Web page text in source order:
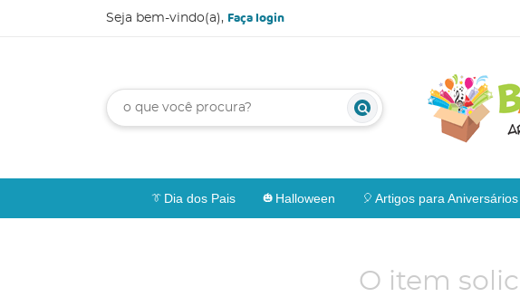
Seja bem-vindo(a), Faça login
Dia dos Pais Halloween Artigos para Aniversários
O item